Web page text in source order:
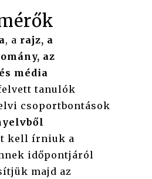
, a rajz, a
az
média
tanulók
csoportbontások
t kell írniuk a
időpontjáról
majd az